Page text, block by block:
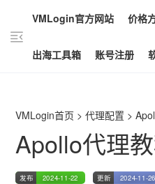
VMLogin官方网站 价格
出海工具箱 账号注册
VMLogin首页 > 代理配置 >
Apollo代理
发布 2024-11-22 更新 2024-11-26
vmlogin.cc